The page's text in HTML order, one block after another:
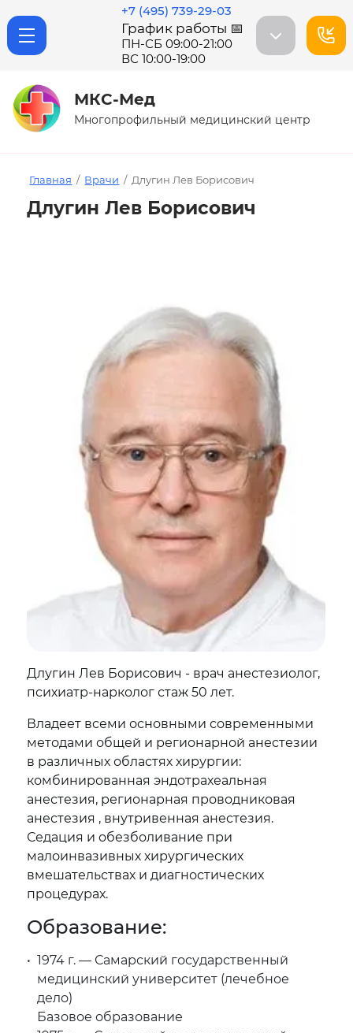
МКС-Мед
Многопрофильный медицинский центр
+7 (495) 739-29-03
График работы 📅
ПН-СБ 09:00-21:00
ВС 10:00-19:00
Главная / Врачи / Длугин Лев Борисович
Длугин Лев Борисович
Длугин Лев Борисович - врач анестезиолог,
психиатр-нарколог стаж 50 лет.
Владеет всеми основными современными
методами общей и регионарной анестезии
в различных областях хирургии:
комбинированная эндотрахеальная
анестезия, регионарная проводниковая
анестезия , внутривенная анестезия.
Седация и обезболивание при
малоинвазивных хирургических
вмешательствах и диагностических
процедурах.
Образование:
1974 г. — Самарский государственный
медицинский университет (лечебное
дело)
Базовое образование